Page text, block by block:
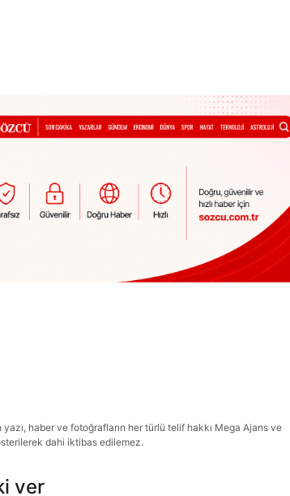
haber ve fotoğrafların her türlü telif hakkı Mega Ajans ve
dahi iktibas edilemez.
ver